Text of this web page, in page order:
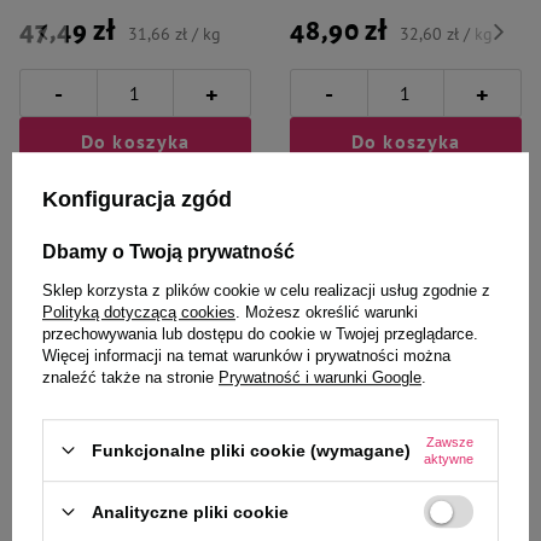
47,49 zł 31,66 zł / kg
- +
Do koszyka
48,90 zł 32,60 zł / kg
- +
Do koszyka
Wybrane specjalnie dla
Ciebie i Twojego czworonoga
Special Occasion kurczak ze
Special Occasion jagnięcina z
ryżem brązowym zestaw 10 x 150
Konfiguracja zgód
Dbamy o Twoją prywatność
Sklep korzysta z plików cookie w celu realizacji usług zgodnie z
Polityką dotyczącą cookies . Możesz określić warunki
przechowywania lub dostępu do cookie w Twojej przeglądarce.
Więcej informacji na temat warunków i prywatności można
znaleźć także na stronie Prywatność i warunki Google
Funkcjonalne pliki cookie (wymagane)
Zawsze
aktywne
Analityczne pliki cookie